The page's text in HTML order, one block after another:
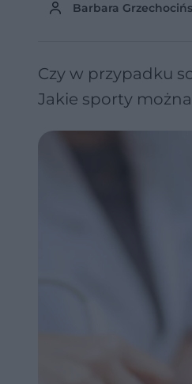
Barbara
Czy w przypadku
Jakie sporty